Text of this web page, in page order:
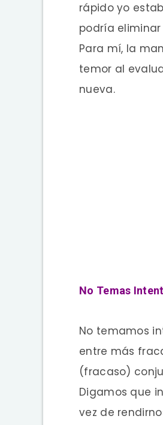
rápido yo
podría
Para mí, la
temor al
nueva.
No Temas
No temamos
entre más
(fracaso)
Digamos que
vez de